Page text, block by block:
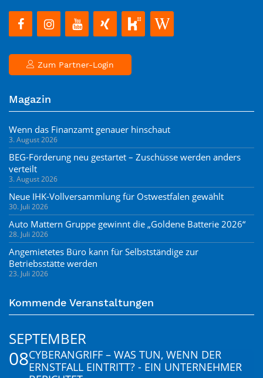
Zum Partner-Login
Magazin
Wenn das Finanzamt genauer hinschaut
3. August 2026
BEG-Förderung neu gestartet – Zuschüsse werden anders
verteilt
3. August 2026
Neue IHK-Vollversammlung für Ostwestfalen gewählt
30. Juli 2026
Auto Mattern Gruppe gewinnt die „Goldene Batterie 2026“
28. Juli 2026
Angemietetes Büro kann für Selbstständige zur
Betriebsstätte werden
23. Juli 2026
Kommende Veranstaltungen
SEPTEMBER
08CYBERANGRIFF – WAS TUN, WENN DER
ERNSTFALL EINTRITT? - EIN UNTERNEHMER